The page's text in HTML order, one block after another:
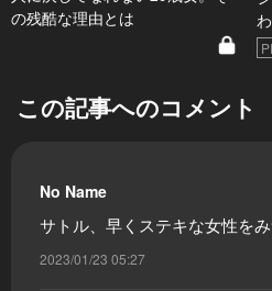
の残酷な理由とは
この記事へのコメント
No Name
サトル、早くステキな女性をみ
2023/01/23 05:27